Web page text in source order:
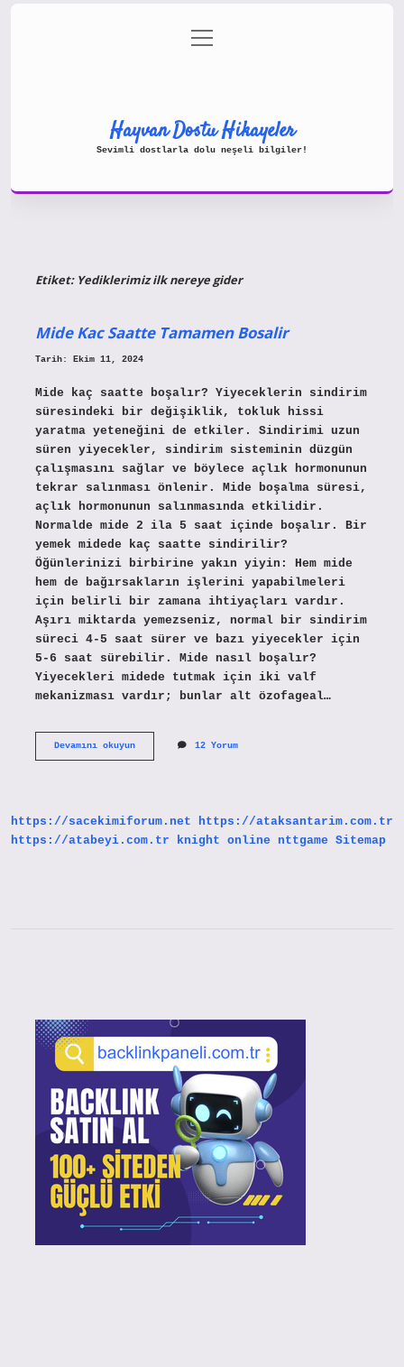
Gizlilik Politikası
menüyü
aç
Hayvan Dostu Hikayeler
Sevimli dostlarla dolu neşeli bilgiler!
Etiket: Yediklerimiz ilk nereye gider
Mide Kac Saatte Tamamen Bosalir
Tarih: Ekim 11, 2024
Mide kaç saatte boşalır? Yiyeceklerin sindirim
süresindeki bir değişiklik, tokluk hissi
yaratma yeteneğini de etkiler. Sindirimi uzun
süren yiyecekler, sindirim sisteminin düzgün
çalışmasını sağlar ve böylece açlık hormonunun
tekrar salınması önlenir. Mide boşalma süresi,
açlık hormonunun salınmasında etkilidir.
Normalde mide 2 ila 5 saat içinde boşalır. Bir
yemek midede kaç saatte sindirilir?
Öğünlerinizi birbirine yakın yiyin: Hem mide
hem de bağırsakların işlerini yapabilmeleri
için belirli bir zamana ihtiyaçları vardır.
Aşırı miktarda yemezseniz, normal bir sindirim
süreci 4-5 saat sürer ve bazı yiyecekler için
5-6 saat sürebilir. Mide nasıl boşalır?
Yiyecekleri midede tutmak için iki valf
mekanizması vardır; bunlar alt özofageal…
Devamını okuyunMide
12 Yorum
https://sacekimiforum.net
https://ataksantarim.com.tr
https://atabeyi.com.tr
knight online nttgame Sitemap